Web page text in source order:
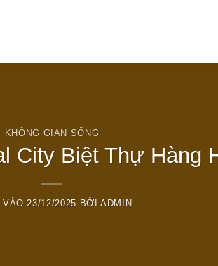
KHÔNG GIAN SỐNG
City Biệt Thự Hàng
VÀO23/12/2025 BỞIADMIN